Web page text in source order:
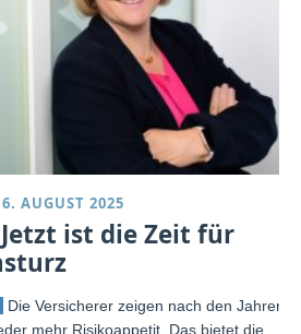
6. AUGUST 2025
ist die Zeit für
Die Versicherer zeigen nach den Jahren
mehr Risikoappetit. Das bietet die